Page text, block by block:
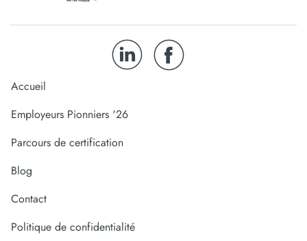
Accueil
Employeurs Pionniers '26
Parcours de certification
Blog
Contact
Politique de confidentialité